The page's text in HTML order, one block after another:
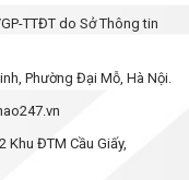
TTĐT do Sở Thông tin
Phường Đại Mỗ, Hà Nội.
Khu ĐTM Cầu Giấy,